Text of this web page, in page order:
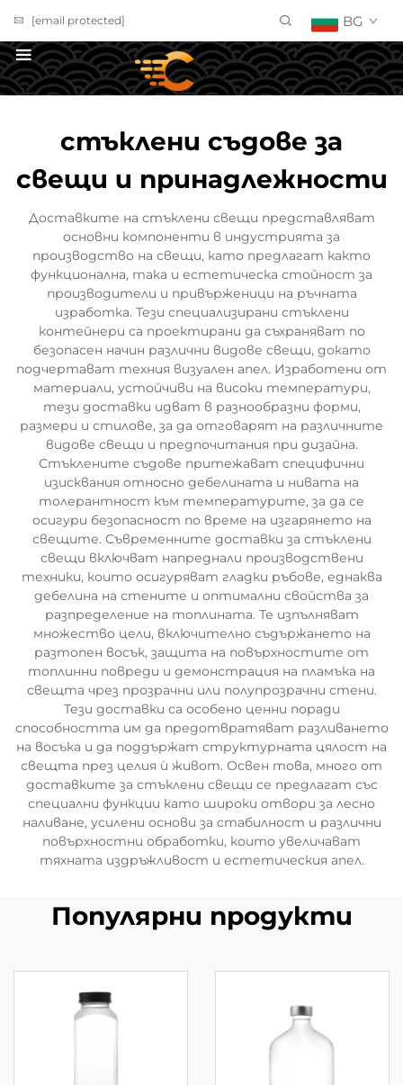
[email protected] BG
стъклени съдове за
свещи и принадлежности
Доставките на стъклени свещи представляват
основни компоненти в индустрията за
производство на свещи, като предлагат както
функционална, така и естетическа стойност за
производители и привърженици на ръчната
изработка. Тези специализирани стъклени
контейнери са проектирани да съхраняват по
безопасен начин различни видове свещи, докато
подчертават техния визуален апел. Изработени от
материали, устойчиви на високи температури,
тези доставки идват в разнообразни форми,
размери и стилове, за да отговарят на различните
видове свещи и предпочитания при дизайна.
Стъклените съдове притежават специфични
изисквания относно дебелината и нивата на
толерантност към температурите, за да се
осигури безопасност по време на изгарянето на
свещите. Съвременните доставки за стъклени
свещи включват напреднали производствени
техники, които осигуряват гладки ръбове, еднаква
дебелина на стените и оптимални свойства за
разпределение на топлината. Те изпълняват
множество цели, включително съдържането на
разтопен восък, защита на повърхностите от
топлинни повреди и демонстрация на пламъка на
свещта чрез прозрачни или полупрозрачни стени.
Тези доставки са особено ценни поради
способността им да предотвратяват разливането
на восъка и да поддържат структурната цялост на
свещта през целия ѝ живот. Освен това, много от
доставките за стъклени свещи се предлагат със
специални функции като широки отвори за лесно
наливане, усилени основи за стабилност и различни
повърхностни обработки, които увеличават
тяхната издръжливост и естетическия апел.
Популярни продукти